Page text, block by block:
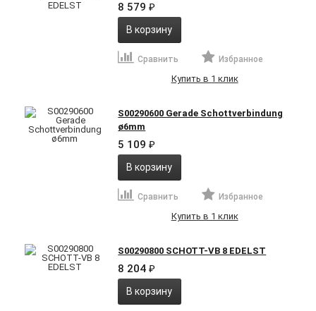
8 579₽
В корзину
Сравнить Избранное
Купить в 1 клик
S00290600 Gerade Schottverbindung
ø6mm
5 109₽
В корзину
Сравнить Избранное
Купить в 1 клик
S00290800 SCHOTT-VB 8 EDELST
8 204₽
В корзину